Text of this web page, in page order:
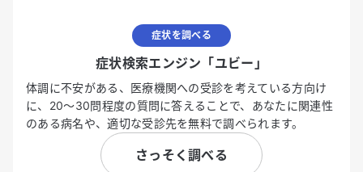
症状を調べる
症状検索エンジン「ユビー」
体調に不安がある、医療機関への受診を考えている方向け
に、20〜30問程度の質問に答えることで、あなたに関連性
のある病名や、適切な受診先を無料で調べられます。
さっそく調べる